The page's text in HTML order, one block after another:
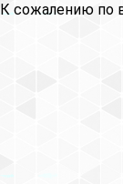
К сожалению по